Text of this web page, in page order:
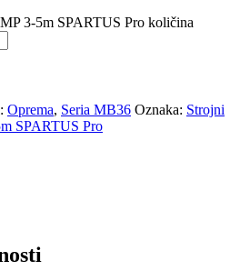
3-5m SPARTUS Pro količina
Oprema, Seria MB36 Oznaka: Strojni
SPARTUS Pro